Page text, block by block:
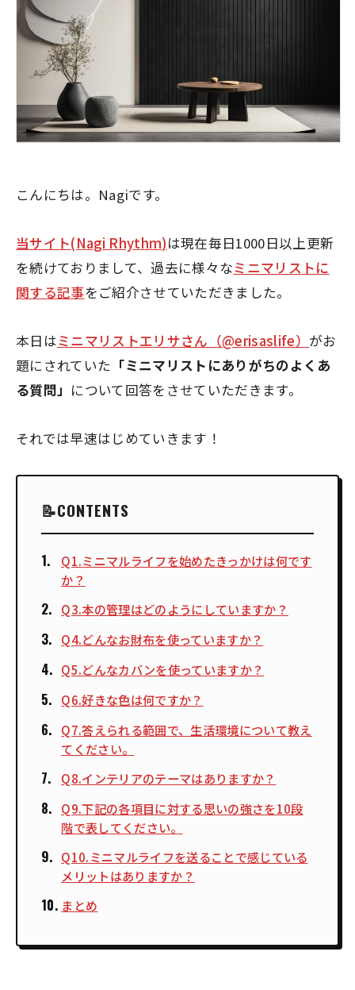
こんにちは。Nagiです。
当サイト(Nagi Rhythm)は現在毎日1000日以上更新
を続けておりまして、過去に様々なミニマリストに
関する記事をご紹介させていただきました。
本日はミニマリストエリサさん（@erisaslife） がお
題にされていた 「ミニマリストにありがちのよくあ
る質問」 について回答をさせていただきます。
それでは早速はじめていきます！
CONTENTS
Q1.ミニマルライフを始めたきっかけは何です
か？
Q3.本の管理はどのようにしていますか？
Q4.どんなお財布を使っていますか？
Q5.どんなカバンを使っていますか？
Q6.好きな色は何ですか？
Q7.答えられる範囲で、生活環境について教え
てください。
Q8.インテリアのテーマはありますか？
Q9.下記の各項目に対する思いの強さを10段
階で表してください。
Q10.ミニマルライフを送ることで感じている
メリットはありますか？
まとめ